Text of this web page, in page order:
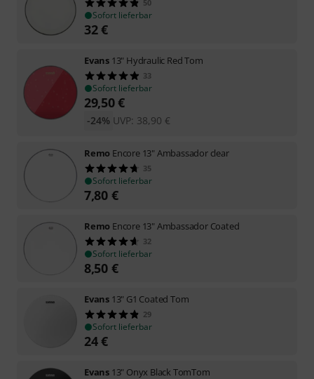
50
Sofort lieferbar
32€
Evans 13" Hydraulic Red Tom
33
Sofort lieferbar
29,50€
UVP: 38,90 €
-24%
Remo Encore 13" Ambassador clear
35
Sofort lieferbar
7,80 €
Remo Encore 13" Ambassador Coated
32
Sofort lieferbar
8,50 €
Evans 13" G1 Coated Tom
29
Sofort lieferbar
24€
Evans 13" Onyx Black TomTom